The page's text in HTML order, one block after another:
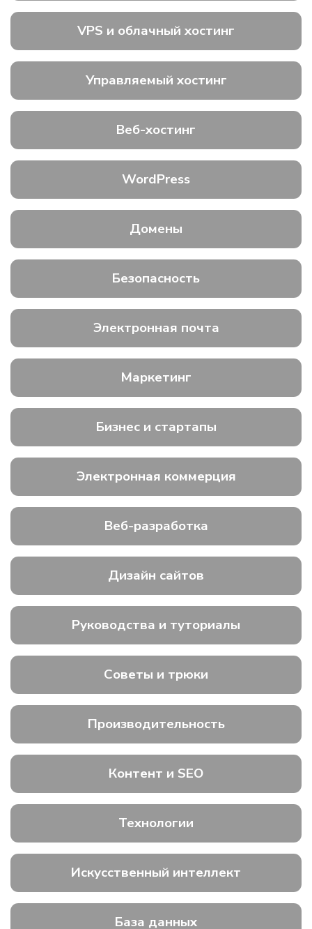
VPS и облачный хостинг
Управляемый хостинг
Веб-хостинг
WordPress
Домены
Безопасность
Электронная почта
Маркетинг
Бизнес и стартапы
Электронная коммерция
Веб-разработка
Дизайн сайтов
Руководства и туториалы
Советы и трюки
Производительность
Контент и SEO
Технологии
Искусственный интеллект
База данных